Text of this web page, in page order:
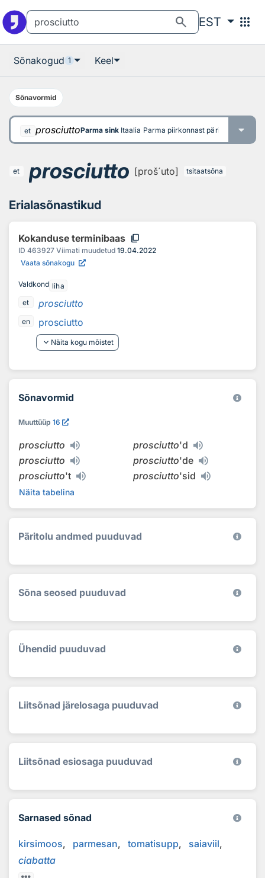
search EST apps
Sõnakogud 1 Keel
Sõnavormid
et prosciuttoParma sink Itaalia Parma piirkonnast pärit soolatud ja
et prosciutto [proš´uto] tsitaatsõna
Erialasõnastikud
Kokanduse terminibaas content_copy
ID 463927 Viimati muudetud 19.04.2022
Vaata sõnakogu
Valdkond liha
et
prosciutto
en
prosciutto
keyboard_arrow_down Näita kogu mõistet
Sõnavormid
Muuttüüp 16
prosciutto prosciutto'd
prosciutto
prosciutto'de
prosciutto't prosciutto'sid
Näita tabelina
Päritolu andmed puuduvad
Sõna seosed puuduvad
Ühendid puuduvad
Liitsõnad järelosaga puuduvad
Liitsõnad esiosaga puuduvad
Sarnased sõnad
kirsimoos parmesan tomatisupp
saiaviil
ciabatta